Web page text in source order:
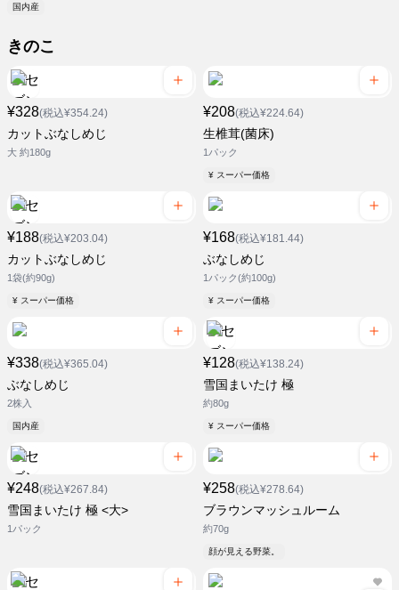
国内産
きのこ
¥328(税込¥354.24)
カットぶなしめじ
大 約180g
¥208(税込¥224.64)
生椎茸(菌床)
1パック
¥ スーパー価格
¥188(税込¥203.04)
カットぶなしめじ
1袋(約90g)
¥ スーパー価格
¥168(税込¥181.44)
ぶなしめじ
1パック(約100g)
¥ スーパー価格
¥338(税込¥365.04)
ぶなしめじ
2株入
国内産
¥128(税込¥138.24)
雪国まいたけ 極
約80g
¥ スーパー価格
¥248(税込¥267.84)
雪国まいたけ 極 <大>
1パック
¥258(税込¥278.64)
ブラウンマッシュルーム
約70g
顔が見える野菜。